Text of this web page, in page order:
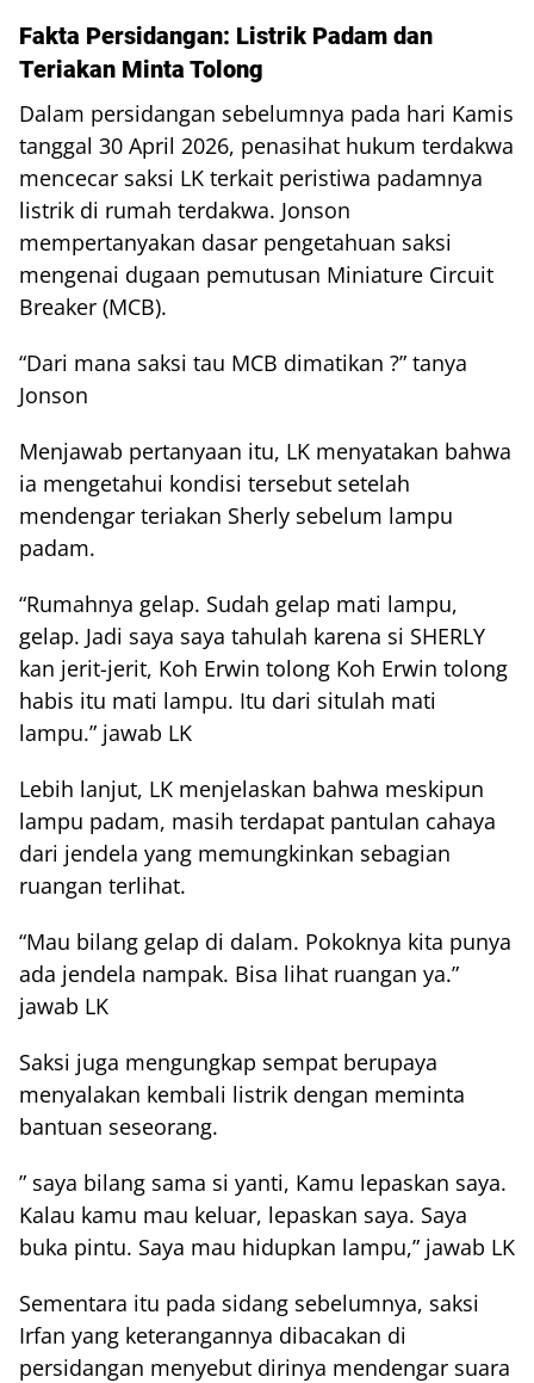
Fakta Persidangan: Listrik Padam dan
Teriakan Minta Tolong
Dalam persidangan sebelumnya pada hari Kamis
tanggal 30 April 2026, penasihat hukum terdakwa
mencecar saksi LK terkait peristiwa padamnya
listrik di rumah terdakwa. Jonson
mempertanyakan dasar pengetahuan saksi
mengenai dugaan pemutusan Miniature Circuit
Breaker (MCB).
“Dari mana saksi tau MCB dimatikan ?” tanya
Jonson
Menjawab pertanyaan itu, LK menyatakan bahwa
ia mengetahui kondisi tersebut setelah
mendengar teriakan Sherly sebelum lampu
padam.
“Rumahnya gelap. Sudah gelap mati lampu,
gelap. Jadi saya saya tahulah karena si SHERLY
kan jerit-jerit, Koh Erwin tolong Koh Erwin tolong
habis itu mati lampu. Itu dari situlah mati
lampu.” jawab LK
Lebih lanjut, LK menjelaskan bahwa meskipun
lampu padam, masih terdapat pantulan cahaya
dari jendela yang memungkinkan sebagian
ruangan terlihat.
“Mau bilang gelap di dalam. Pokoknya kita punya
ada jendela nampak. Bisa lihat ruangan ya.”
jawab LK
Saksi juga mengungkap sempat berupaya
menyalakan kembali listrik dengan meminta
bantuan seseorang.
” saya bilang sama si yanti, Kamu lepaskan saya.
Kalau kamu mau keluar, lepaskan saya. Saya
buka pintu. Saya mau hidupkan lampu,” jawab LK
Sementara itu pada sidang sebelumnya, saksi
Irfan yang keterangannya dibacakan di
persidangan menyebut dirinya mendengar suara